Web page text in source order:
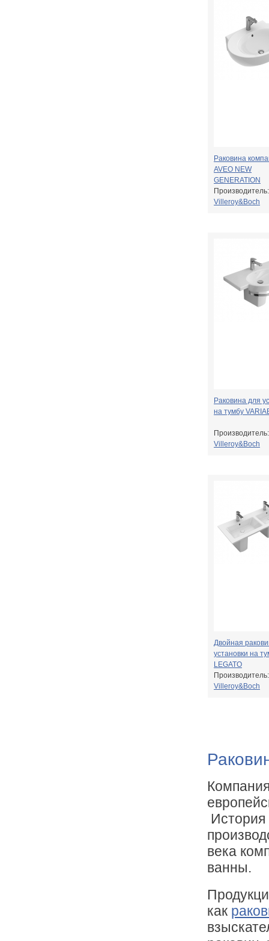
Раковина
AVEO NEW
GENERATION
Производитель:
Villeroy&Boch
Раковина для
на тумбу
Производитель:
Villeroy&Boch
Двойная
установки на
LEGATO
Производитель:
Villeroy&Boch
История
века
ванны.
как